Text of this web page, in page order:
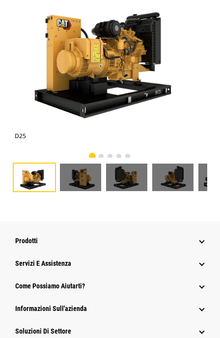
D25
Prodotti
Servizi E Assistenza
Come Possiamo Aiutarti?
Informazioni Sull'azienda
Soluzioni Di Settore